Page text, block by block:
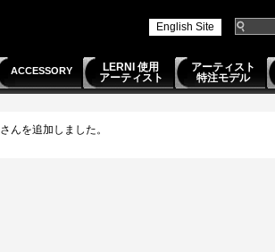
English Site
ACCESSORY
LERNI 使用
アーティスト
アーティスト
特注モデル
さんを追加しました。